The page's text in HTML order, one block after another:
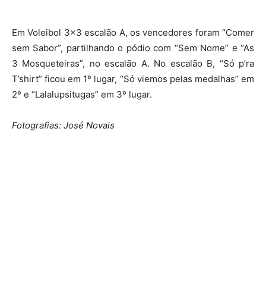
Em Voleibol 3×3 escalão A, os vencedores foram “Comer
sem Sabor”, partilhando o pódio com “Sem Nome” e “As
3 Mosqueteiras”, no escalão A. No escalão B, “Só p’ra
T’shirt” ficou em 1º lugar, “Só viemos pelas medalhas” em
2º e “Lalalupsitugas” em 3º lugar.
Fotografias: José Novais